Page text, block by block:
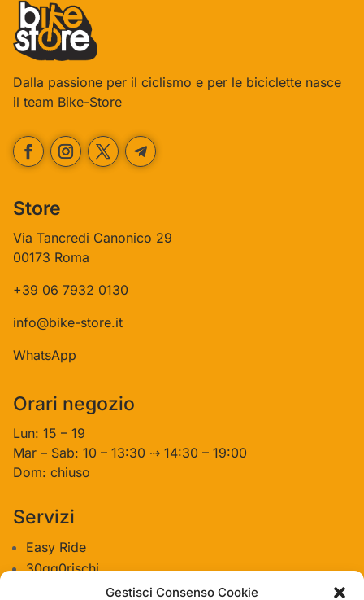
Gestisci Consenso Cookie
Dalla passione per il ciclismo e per le biciclette nasce
il team Bike-Store
Store
Via Tancredi Canonico 29
00173 Roma
+39 06 7932 0130
info@bike-store.it
WhatsApp
Orari negozio
Lun: 15 – 19
Mar – Sab: 10 – 13:30 ⇢ 14:30 – 19:00
Dom: chiuso
Servizi
Easy Ride
30gg0rischi
Servizi Officina